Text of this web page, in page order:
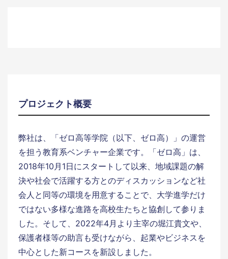
プロジェクト概要
弊社は、「ゼロ高等学院（以下、ゼロ高）」の運営
を担う教育系ベンチャー企業です。「ゼロ高」は、
2018年10月1日にスタートして以来、地域課題の解
決や社会で活躍する方とのディスカッションなど社
会人と同等の環境を用意することで、大学進学だけ
ではない多様な進路を高校生たちと協創して参りま
した。そして、2022年4月より主宰の堀江貴文や、
保護者様等の助言も受けながら、起業やビジネスを
中心とした新コースを新設しました。